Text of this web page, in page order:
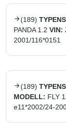
(189)
PANDA 1.2 VIN:
2001/116*0151
(189)
MODELL: FLY
e11*2002/24-